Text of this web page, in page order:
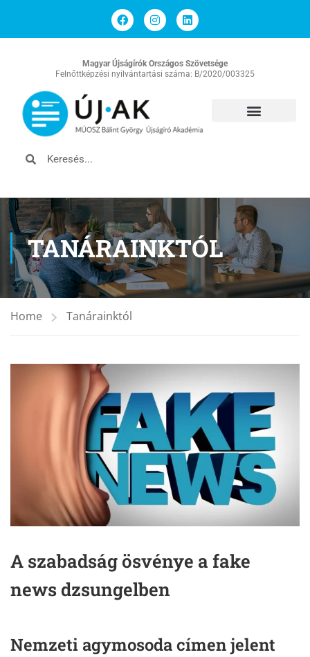
Magyar Újságírók Országos Szövetsége
Felnőttképzési nyilvántartási száma: B/2020/003325
TANÁRAINKTÓL
Home Tanárainktól
A szabadság ösvénye a fake
news dzsungelben
Nemzeti agymosoda címen jelent